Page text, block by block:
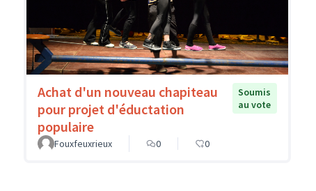
Achat d'un nouveau chapiteau
pour projet d'éductation
populaire
Soumis
au vote
Fouxfeuxrieux 0 0